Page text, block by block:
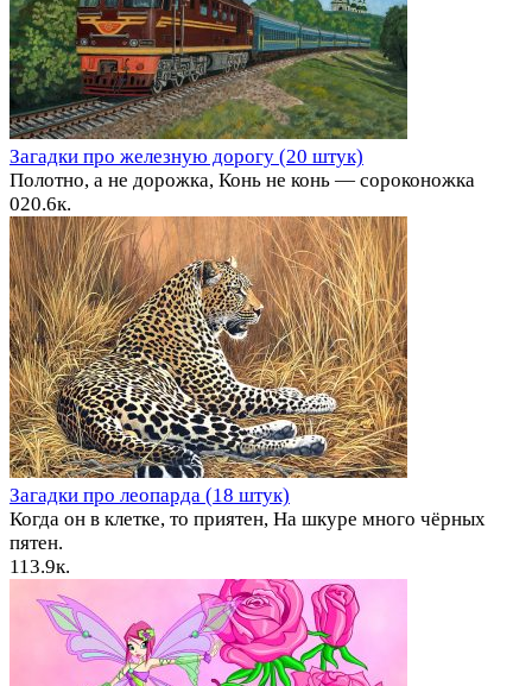
Загадки про железную дорогу (20 штук)
Полотно, а не дорожка, Конь не конь — сороконожка
020.6к.
Загадки про леопарда (18 штук)
Когда он в клетке, то приятен, На шкуре много чёрных
пятен.
113.9к.